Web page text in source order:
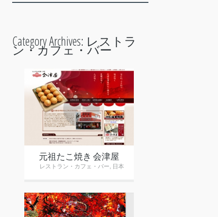
Category Archives: レストラ
ン・カフェ・バー
+
元祖たこ焼き 会津屋
レストラン・カフェ・バー 日本